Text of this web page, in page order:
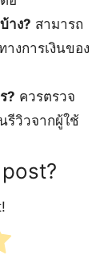
าง? สามารถ
งการเงินของ
? ควรตรวจ
รีวิวจากผู้ใช้